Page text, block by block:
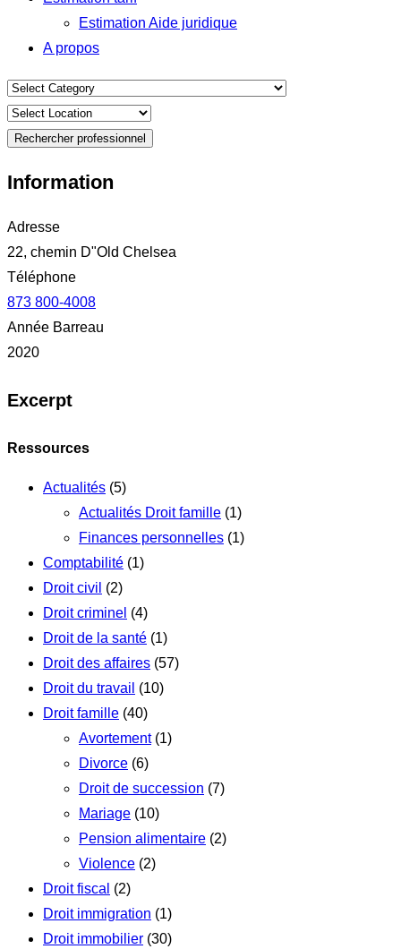
Estimation Aide juridique
A propos
Rechercher professionnel
Information
Adresse
22, chemin D"Old Chelsea
Téléphone
873 800-4008
Année Barreau
2020
Excerpt
Ressources
Actualités (5)
Actualités Droit famille (1)
Finances personnelles (1)
Comptabilité (1)
Droit civil (2)
Droit criminel (4)
Droit de la santé (1)
Droit des affaires (57)
Droit du travail (10)
Droit famille (40)
Avortement(1)
Divorce (6)
Droit de succession (7)
Mariage (10)
Pension alimentaire (2)
Violence (2)
Droit fiscal (2)
Droit immigration (1)
Droit immobilier (30)